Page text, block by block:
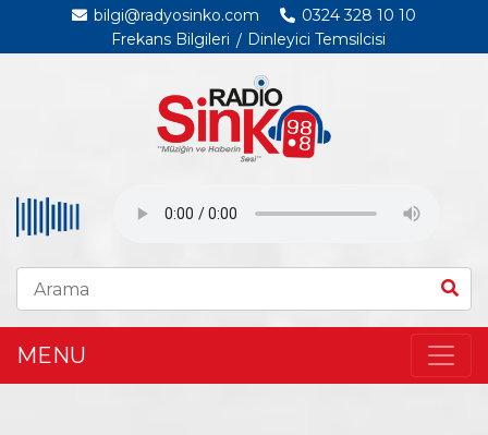
bilgi@radyosinko.com
0324 328 10 10
Frekans Bilgileri
Dinleyici Temsilcisi
MENU